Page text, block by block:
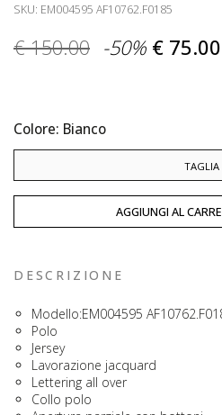
SKU: EM004595 AF10762.F0185
€ 150.00 -50% € 75.00
Colore: Bianco
TAGLIA
AGGIUNGI AL
DESCRIZIONE
Modello:EM004595
Polo
Jersey
Lavorazione jacquard
Lettering all over
Collo polo